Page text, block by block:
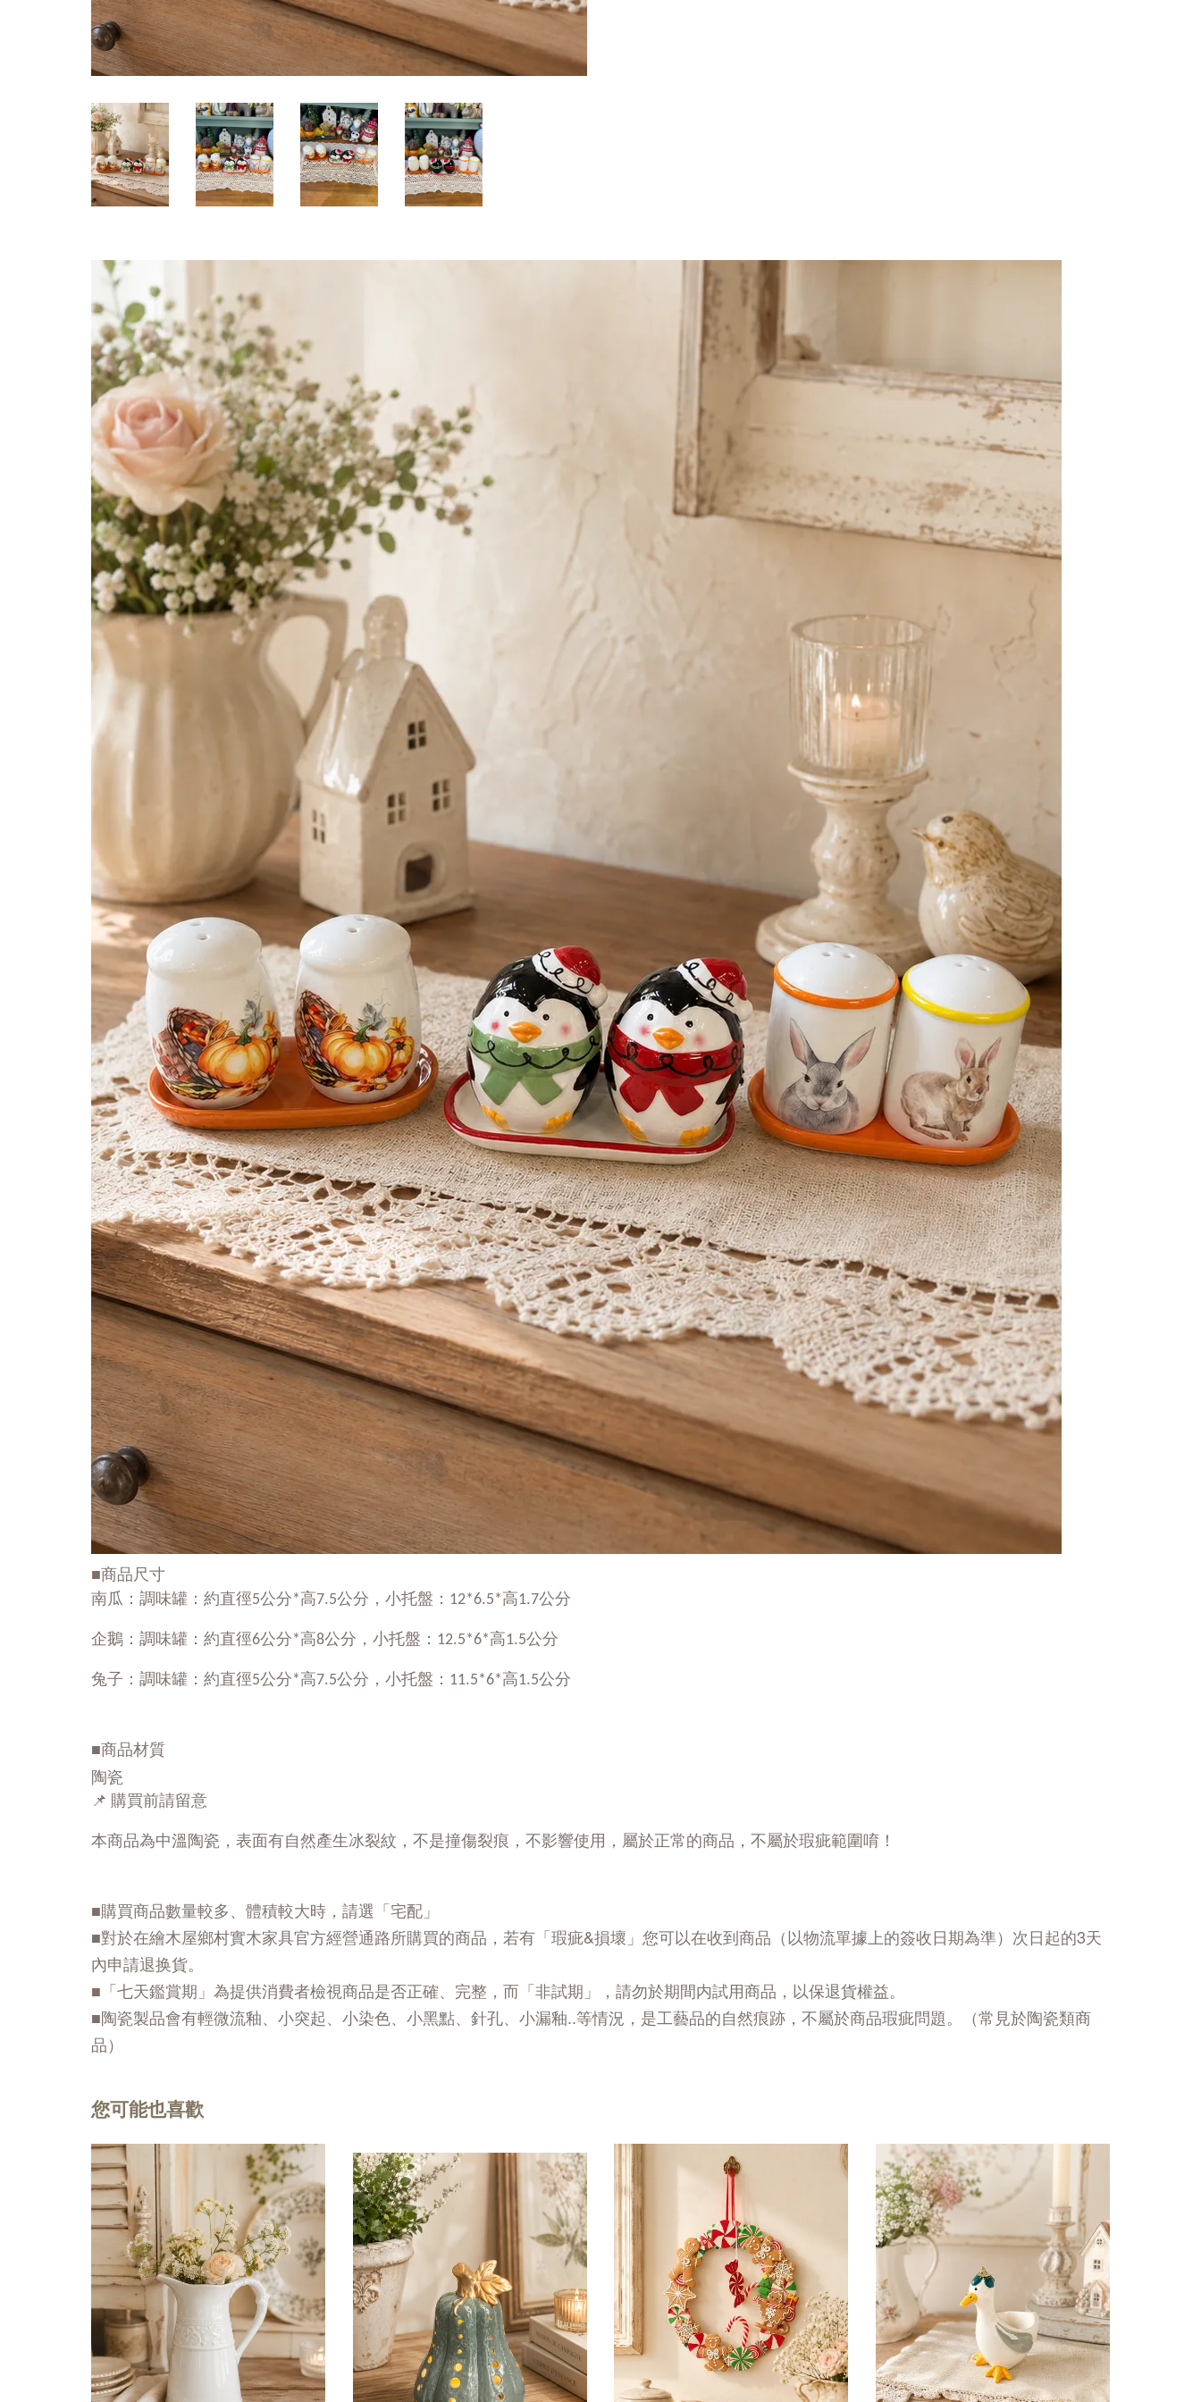
■商品尺寸
南瓜：調味罐：約直徑5公分*高7.5公分，小托盤：12*6.5*高1.7公分
企鵝： 調味罐：約直徑6公分*高8公分，小托盤：12.5*6*高1.5公分
兔子： 調味罐：約直徑5公分*高7.5公分，小托盤：11.5*6*高1.5公分
■商品材質
陶瓷
📌 購買前請留意
本商品為中溫陶瓷，表面有自然產生冰裂紋，不是撞傷裂痕，不影響使用，屬於正常的商品，不屬於瑕疵範圍唷！
■購買商品數量較多、體積較大時，請選「宅配」
■對於在繪木屋鄉村實木家具官方經營通路所購買的商品，若有「瑕疵&損壞」您可以在收到商品（以物流單據上的簽收日期為準）次日起的3天
內申請退换貨。
■「七天鑑賞期」為提供消費者檢視商品是否正確、完整，而「非試期」，請勿於期間内試用商品，以保退貨權益。
■陶瓷製品會有輕微流釉、小突起、小染色、小黑點、針孔、小漏釉..等情況，是工藝品的自然痕跡，不屬於商品瑕疵問題。（常見於陶瓷類商
品）
您可能也喜歡